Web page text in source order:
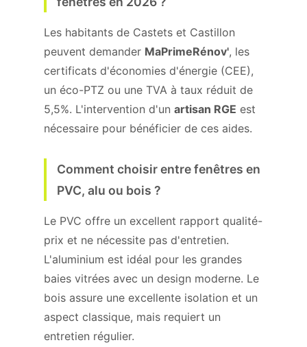
Les habitants de Castets et Castillon
peuvent demander MaPrimeRénov', les
certificats d'économies d'énergie (CEE),
un éco-PTZ ou une TVA à taux réduit de
5,5%. L'intervention d'un artisan RGE est
nécessaire pour bénéficier de ces aides.
Comment choisir entre fenêtres en
PVC, alu ou bois ?
Le PVC offre un excellent rapport qualité-
prix et ne nécessite pas d'entretien.
L'aluminium est idéal pour les grandes
baies vitrées avec un design moderne. Le
bois assure une excellente isolation et un
aspect classique, mais requiert un
entretien régulier.